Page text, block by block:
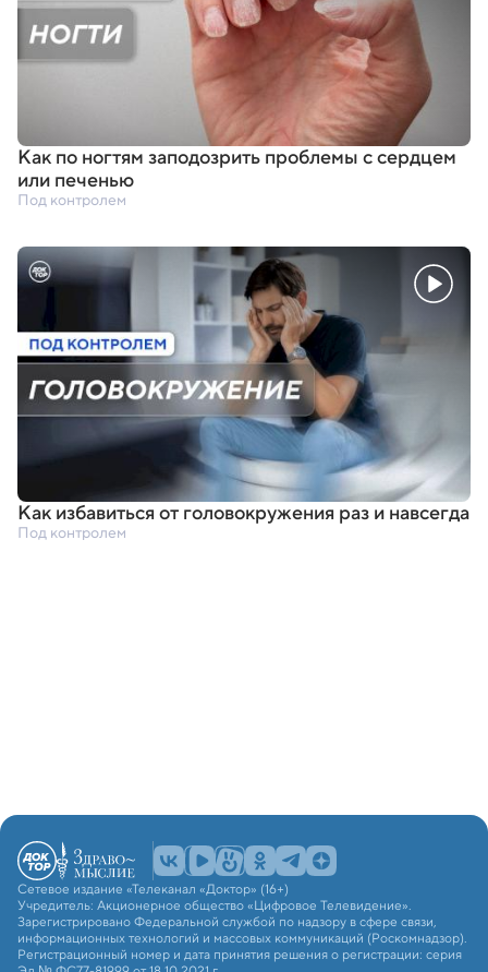
Как по ногтям заподозрить проблемы с сердцем
или печенью
Под контролем
Как избавиться от головокружения раз и навсегда
Под контролем
Сетевое издание «Телеканал «Доктор» (16+)
Учредитель: Акционерное общество «Цифровое Телевидение».
Зарегистрировано Федеральной службой по надзору в сфере связи,
информационных технологий и массовых коммуникаций (Роскомнадзор).
Регистрационный номер и дата принятия решения о регистрации: серия